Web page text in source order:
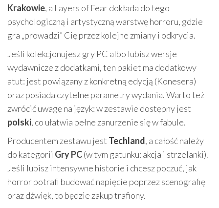
Krakowie, a Layers of Fear dokłada do tego
psychologiczną i artystyczną warstwę horroru, gdzie
gra „prowadzi” Cię przez kolejne zmiany i odkrycia.
Jeśli kolekcjonujesz gry PC albo lubisz wersje
wydawnicze z dodatkami, ten pakiet ma dodatkowy
atut: jest powiązany z konkretną edycją (Konesera)
oraz posiada czytelne parametry wydania. Warto też
zwrócić uwagę na język: w zestawie dostępny jest
polski, co ułatwia pełne zanurzenie się w fabule.
Producentem zestawu jest Techland, a całość należy
do kategorii Gry PC(w tym gatunku: akcja i strzelanki).
Jeśli lubisz intensywne historie i chcesz poczuć, jak
horror potrafi budować napięcie poprzez scenografię
oraz dźwięk, to będzie zakup trafiony.